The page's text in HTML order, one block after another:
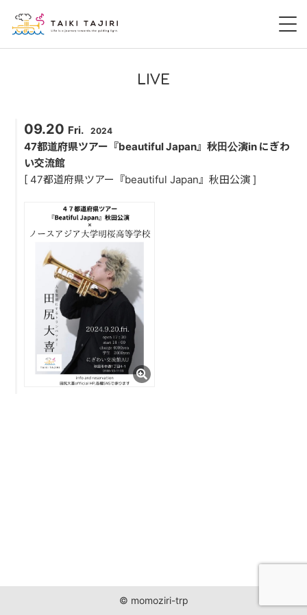
DISCOGRAPHY
VIDEO
JUST ONE WORLD PROJECT
CONTACT
LIVE
09.20 Fri. 2024
47都道府県ツアー『beautiful Japan』秋田公演in にぎわ
い交流館
[ 47都道府県ツアー『beautiful Japan』秋田公演 ]
© momoziri-trp